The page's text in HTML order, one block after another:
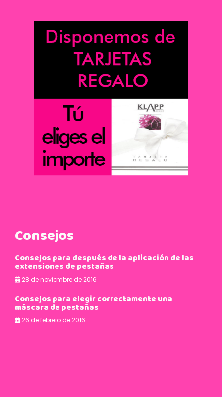
Consejos
Consejos para después de la aplicación de las
extensiones de pestañas
28 de noviembre de 2016
Consejos para elegir correctamente una
máscara de pestañas
26 de febrero de 2016